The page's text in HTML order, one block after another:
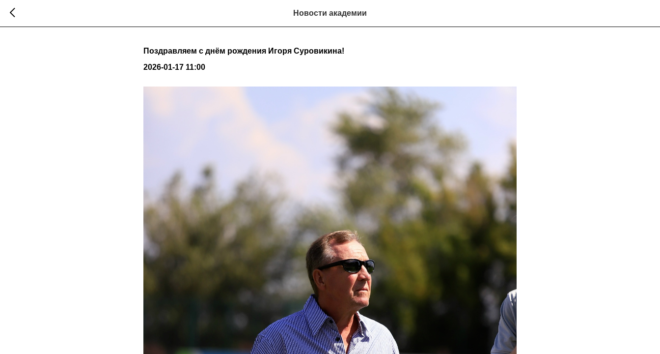
Новости академии
Поздравляем с днём рождения Игоря Суровикина!
2026-01-17 11:00